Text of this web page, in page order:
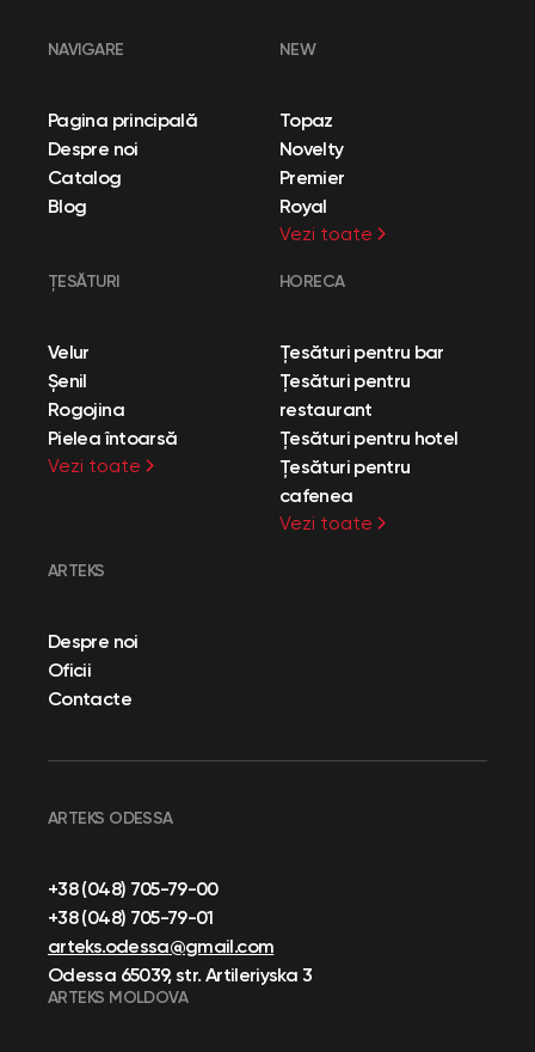
NAVIGARE
Pagina principală
Despre noi
Catalog
Blog
NEW
Topaz
Novelty
Premier
Royal
Vezi toate
ȚESĂTURI
Velur
Șenil
Rogojina
Pielea întoarsă
Vezi toate
HORECA
Țesături pentru bar
Țesături pentru
restaurant
Țesături pentru hotel
Țesături pentru
cafenea
Vezi toate
ARTEKS
Despre noi
Oficii
Contacte
ARTEKS ODESSA
+38 (048) 705-79-00
+38 (048) 705-79-01
arteks.odessa@gmail.com
Odessa 65039, str. Artileriyska 3
ARTEKS MOLDOVA